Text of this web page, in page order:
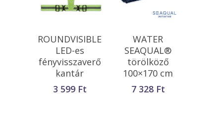
Kosárba
Teszem
ROUNDVISIBLE
LED-es
fényvisszaverő
kantár
3 599 Ft
Opciók Választása
WATER
SEAQUAL®
törölköző
100×170 cm
7 328 Ft